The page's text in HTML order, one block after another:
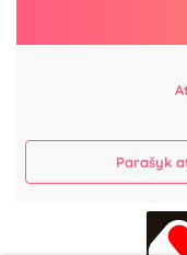
Parašyk